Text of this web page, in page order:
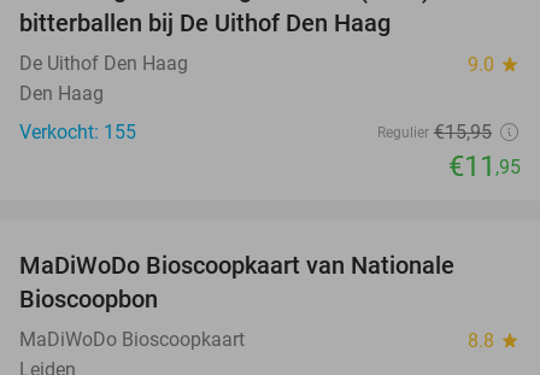
bitterballen bij De Uithof Den Haag
De Uithof Den Haag 9.0 star
Den Haag
Verkocht: 155
Regulier €15,95
€11 ,95
MaDiWoDo Bioscoopkaart van Nationale
Bioscoopbon
MaDiWoDo Bioscoopkaart 8.8 star
Leiden